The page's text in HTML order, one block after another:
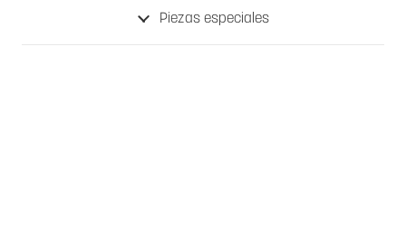
Piezas especiales